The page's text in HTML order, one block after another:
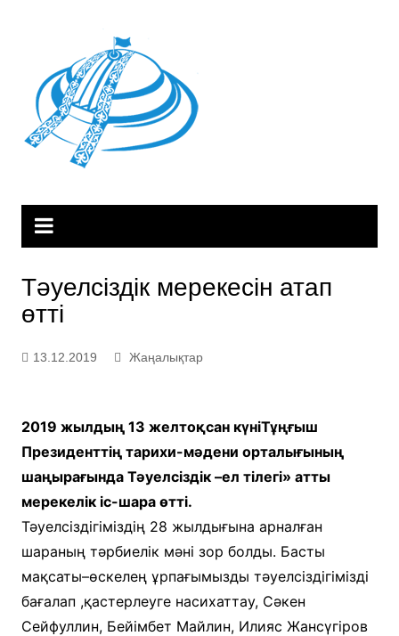
Тәуелсіздік мерекесін атап
өтті
13.12.2019 Жаңалықтар
2019 жылдың 13 желтоқсан күніТұңғыш
Президенттің тарихи-мәдени орталығының
шаңырағында Тәуелсіздік –ел тілегі» атты
мерекелік іс-шара өтті.
Тәуелсіздігіміздің 28 жылдығына арналған
шараның тәрбиелік мәні зор болды. Басты
мақсаты–өскелең ұрпағымызды тәуелсіздігімізді
бағалап ,қастерлеуге насихаттау, Сәкен
Сейфуллин, Бейімбет Майлин, Илияс Жансүгіров